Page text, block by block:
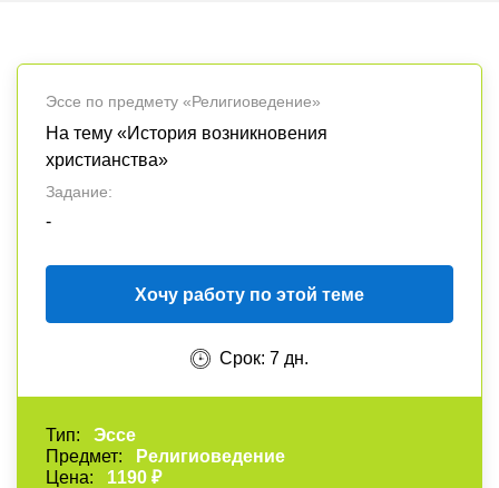
Эссе по предмету «Религиоведение»
На тему «История возникновения
христианства»
Задание:
-
Хочу работу по этой теме
Срок: 7 дн.
Тип:
Эссе
Предмет:
Религиоведение
Цена:
1190 ₽